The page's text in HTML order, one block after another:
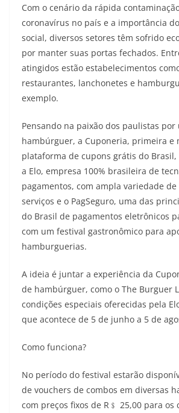
Com o cenário da rápida
coronavírus no país e a importância
social, diversos setores têm sofrido
por manter suas portas fechados.
atingidos estão estabelecimentos
restaurantes, lanchonetes e
exemplo.
Pensando na paixão dos paulistas por
hambúrguer, a Cuponeria, primeira e
plataforma de cupons grátis do
a Elo, empresa 100% brasileira de
pagamentos, com ampla variedade
serviços e o PagSeguro, uma das
do Brasil de pagamentos eletrônicos
com um festival gastronômico para
hamburguerias.
A ideia é juntar a experiência da
de hambúrguer, como o The Burguer
condições especiais oferecidas pela
que acontece de 5 de junho a 5 de
Como funciona?
No período do festival estarão
de vouchers de combos em diversas
com preços fixos de R﹩ 25,00 para os